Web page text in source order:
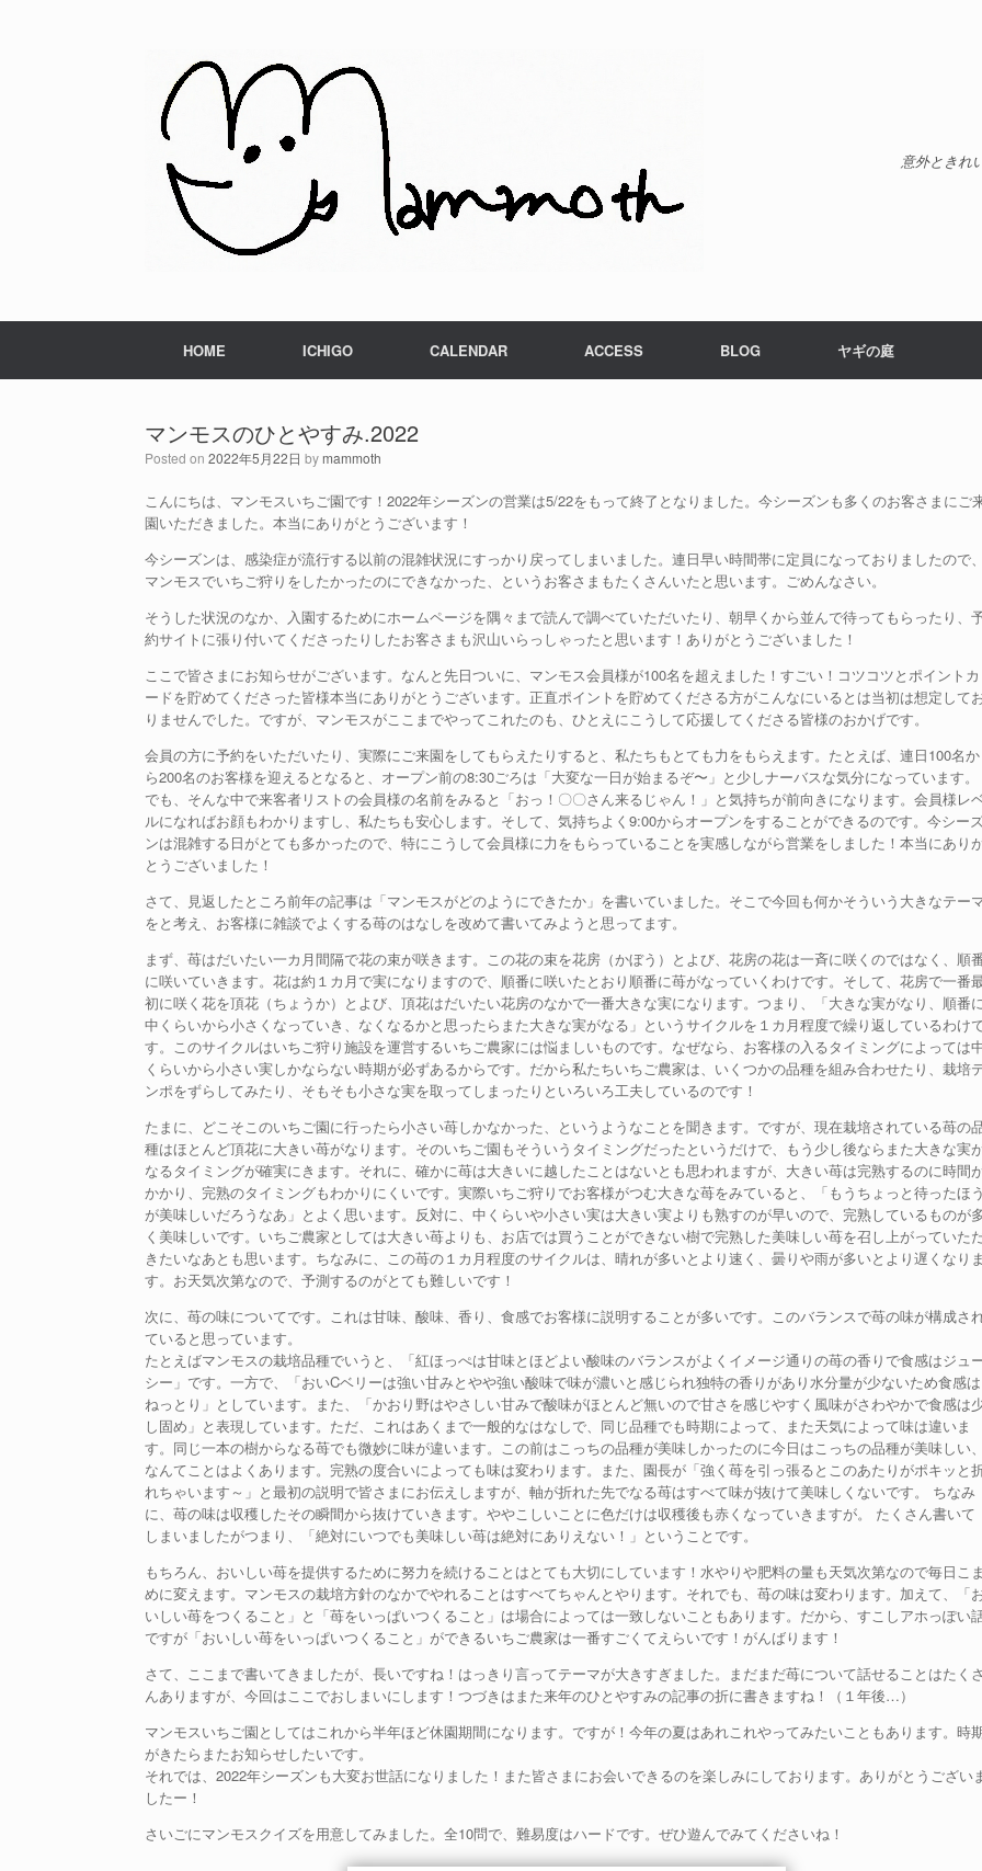
意外ときれ
HOME ICHIGO CALENDAR ACCESS BLOG ヤギの庭
マンモスのひとやすみ.2022
Posted on 2022年5月22日 bymammoth
こんにちは、マンモスいちご園です！2022年シーズンの営業は5/22をもって終了となりました。今シーズンも多くのお客さまにご
園いただきました。本当にありがとうございます！
今シーズンは、感染症が流行する以前の混雑状況にすっかり戻ってしまいました。連日早い時間帯に定員になっておりましたので、
マンモスでいちご狩りをしたかったのにできなかった、というお客さまもたくさんいたと思います。ごめんなさい。
そうした状況のなか、入園するためにホームページを隅々まで読んで調べていただいたり、朝早くから並んで待ってもらったり、
約サイトに張り付いてくださったりしたお客さまも沢山いらっしゃったと思います！ありがとうございました！
ここで皆さまにお知らせがございます。なんと先日ついに、マンモス会員様が100名を超えました！すごい！コツコツとポイントカ
ードを貯めてくださった皆様本当にありがとうございます。正直ポイントを貯めてくださる方がこんなにいるとは当初は想定して
りませんでした。ですが、マンモスがここまでやってこれたのも、ひとえにこうして応援してくださる皆様のおかげです。
会員の方に予約をいただいたり、実際にご来園をしてもらえたりすると、私たちもとても力をもらえます。たとえば、連日100名か
ら200名のお客様を迎えるとなると、オープン前の8:30ごろは「大変な一日が始まるぞ〜」と少しナーバスな気分になっています。
でも、そんな中で来客者リストの会員様の名前をみると「おっ！〇〇さん来るじゃん！」と気持ちが前向きになります。会員様レ
ルになればお顔もわかりますし、私たちも安心します。そして、気持ちよく9:00からオープンをすることができるのです。今シー
ンは混雑する日がとても多かったので、特にこうして会員様に力をもらっていることを実感しながら営業をしました！本当にあり
とうございました！
さて、見返したところ前年の記事は「マンモスがどのようにできたか」を書いていました。そこで今回も何かそういう大きなテー
をと考え、お客様に雑談でよくする苺のはなしを改めて書いてみようと思ってます。
まず、苺はだいたい一カ月間隔で花の束が咲きます。この花の束を花房（かぼう）とよび、花房の花は一斉に咲くのではなく、順
に咲いていきます。花は約１カ月で実になりますので、順番に咲いたとおり順番に苺がなっていくわけです。そして、花房で一番
初に咲く花を頂花（ちょうか）とよび、頂花はだいたい花房のなかで一番大きな実になります。つまり、「大きな実がなり、順番
中くらいから小さくなっていき、なくなるかと思ったらまた大きな実がなる」というサイクルを１カ月程度で繰り返しているわけ
す。このサイクルはいちご狩り施設を運営するいちご農家には悩ましいものです。なぜなら、お客様の入るタイミングによっては
くらいから小さい実しかならない時期が必ずあるからです。だから私たちいちご農家は、いくつかの品種を組み合わせたり、栽培
ンポをずらしてみたり、そもそも小さな実を取ってしまったりといろいろ工夫しているのです！
たまに、どこそこのいちご園に行ったら小さい苺しかなかった、というようなことを聞きます。ですが、現在栽培されている苺の
種はほとんど頂花に大きい苺がなります。そのいちご園もそういうタイミングだったというだけで、もう少し後ならまた大きな実
なるタイミングが確実にきます。それに、確かに苺は大きいに越したことはないとも思われますが、大きい苺は完熟するのに時間
かかり、完熟のタイミングもわかりにくいです。実際いちご狩りでお客様がつむ大きな苺をみていると、「もうちょっと待ったほう
が美味しいだろうなあ」とよく思います。反対に、中くらいや小さい実は大きい実よりも熟すのが早いので、完熟しているものが
く美味しいです。いちご農家としては大きい苺よりも、お店では買うことができない樹で完熟した美味しい苺を召し上がっていた
きたいなあとも思います。ちなみに、この苺の１カ月程度のサイクルは、晴れが多いとより速く、曇りや雨が多いとより遅くなりま
す。お天気次第なので、予測するのがとても難しいです！
次に、苺の味についてです。これは甘味、酸味、香り、食感でお客様に説明することが多いです。このバランスで苺の味が構成さ
ていると思っています。
たとえばマンモスの栽培品種でいうと、「紅ほっぺは甘味とほどよい酸味のバランスがよくイメージ通りの苺の香りで食感はジュ
シー」です。一方で、「おいCベリーは強い甘みとやや強い酸味で味が濃いと感じられ独特の香りがあり水分量が少ないため食感は
ねっとり」としています。また、「かおり野はやさしい甘みで酸味がほとんど無いので甘さを感じやすく風味がさわやかで食感は
し固め」と表現しています。ただ、これはあくまで一般的なはなしで、同じ品種でも時期によって、また天気によって味は違いま
す。同じ一本の樹からなる苺でも微妙に味が違います。この前はこっちの品種が美味しかったのに今日はこっちの品種が美味しい、
なんてことはよくあります。完熟の度合いによっても味は変わります。また、園長が「強く苺を引っ張るとこのあたりがポキッと
れちゃいます～」と最初の説明で皆さまにお伝えしますが、軸が折れた先でなる苺はすべて味が抜けて美味しくないです。 ちなみ
に、苺の味は収穫したその瞬間から抜けていきます。ややこしいことに色だけは収穫後も赤くなっていきますが。 たくさん書いて
しまいましたがつまり、「絶対にいつでも美味しい苺は絶対にありえない！」ということです。
もちろん、おいしい苺を提供するために努力を続けることはとても大切にしています！水やりや肥料の量も天気次第なので毎日こま
めに変えます。マンモスの栽培方針のなかでやれることはすべてちゃんとやります。それでも、苺の味は変わります。加えて、「
いしい苺をつくること」と「苺をいっぱいつくること」は場合によっては一致しないこともあります。だから、すこしアホっぽい
ですが「おいしい苺をいっぱいつくること」ができるいちご農家は一番すごくてえらいです！がんばります！
さて、ここまで書いてきましたが、長いですね！はっきり言ってテーマが大きすぎました。まだまだ苺について話せることはたくさ
んありますが、今回はここでおしまいにします！つづきはまた来年のひとやすみの記事の折に書きますね！（１年後…）
マンモスいちご園としてはこれから半年ほど休園期間になります。ですが！今年の夏はあれこれやってみたいこともあります。時
がきたらまたお知らせしたいです。
それでは、2022年シーズンも大変お世話になりました！また皆さまにお会いできるのを楽しみにしております。ありがとうござい
したー！
さいごにマンモスクイズを用意してみました。全10問で、難易度はハードです。ぜひ遊んでみてくださいね！